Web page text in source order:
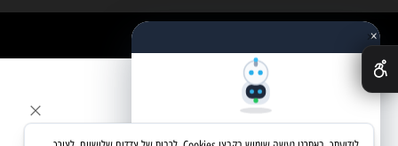
✕×
שאלו את העוזר החכם